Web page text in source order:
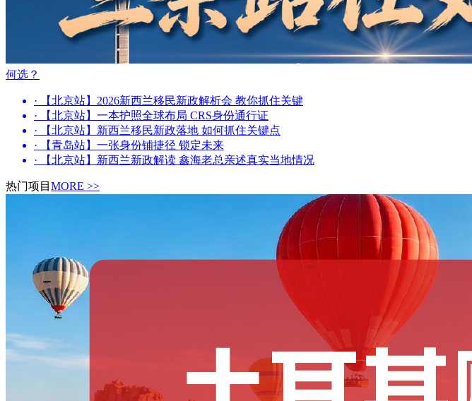
何选？
· 【北京站】2026新西兰移民新政解析会 教你抓住关键
· 【北京站】一本护照全球布局 CRS身份通行证
· 【北京站】新西兰移民新政落地 如何抓住关键点
· 【青岛站】一张身份铺捷径 锁定未来
· 【北京站】新西兰新政解读 鑫海老总亲述真实当地情况
热门项目 MORE >>